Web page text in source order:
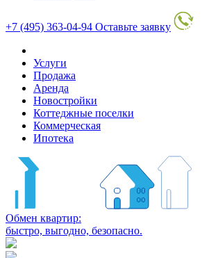
+7 (495) 363-04-94 Оставьте заявку
Услуги
Продажа
Аренда
Новостройки
Коттеджные поселки
Коммерческая
Ипотека
Обмен квартир:
быстро, выгодно, безопасно.